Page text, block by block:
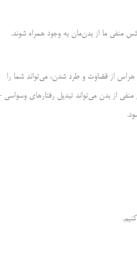
منفی ما از بدن‌مان به وجود همراه شوند.
از قضاوت و طرد شدن، می‌تواند شما را
از بدن می‌تواند تبدیل رفتارهای وسواسی